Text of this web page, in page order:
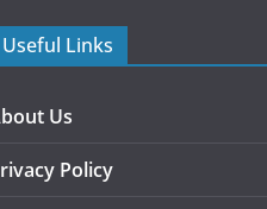
Useful Links
Us
Policy